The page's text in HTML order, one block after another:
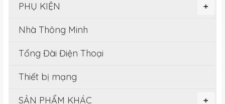
+
PHỤ KIỆN
Nhà Thông Minh
Tổng Đài Điện Thoại
Thiết bị mạng
+
SẢN PHẨM KHÁC